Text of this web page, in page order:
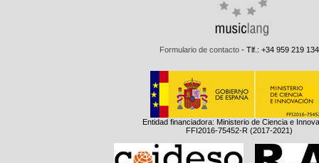
Formulario de contacto - Tlf.: +34 959 219 134
Entidad financiadora: Ministerio de Ciencia e
FFI2016-75452-R (2017-2021)